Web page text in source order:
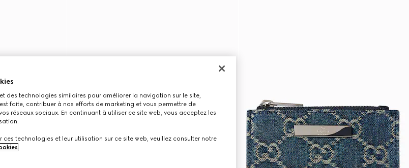
des technologies similaires pour améliorer la navigation sur le site,
faite, contribuer à nos efforts de marketing et vous permettre de
réseaux sociaux. En continuant à utiliser ce site web, vous acceptez les
ces technologies et leur utilisation sur ce site web, veuillez consulter notre
.